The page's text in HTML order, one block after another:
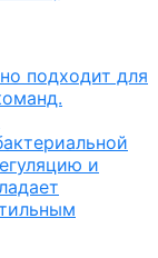
подходит для
и